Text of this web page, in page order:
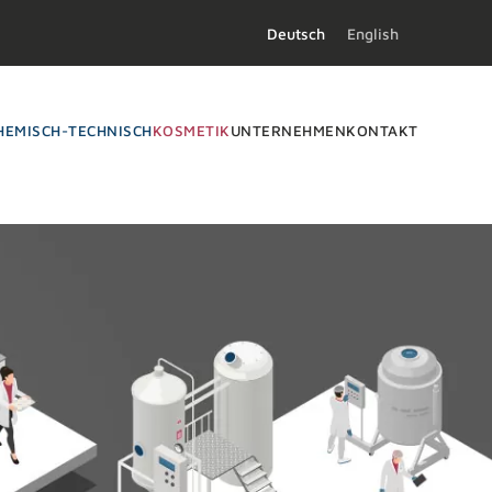
Deutsch English
TECHNISCHKOSMETIKUNTERNEHMENKONTAKT